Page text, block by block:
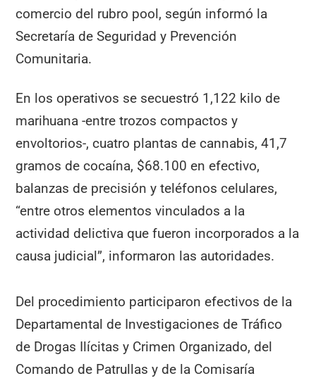
comercio del rubro pool, según informó la
Secretaría de Seguridad y Prevención
Comunitaria.
En los operativos se secuestró 1,122 kilo de
marihuana -entre trozos compactos y
envoltorios-, cuatro plantas de cannabis, 41,7
gramos de cocaína, $68.100 en efectivo,
balanzas de precisión y teléfonos celulares,
“entre otros elementos vinculados a la
actividad delictiva que fueron incorporados a la
causa judicial”, informaron las autoridades.
Del procedimiento participaron efectivos de la
Departamental de Investigaciones de Tráfico
de Drogas Ilícitas y Crimen Organizado, del
Comando de Patrullas y de la Comisaría